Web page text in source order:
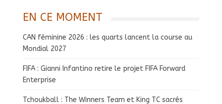
EN CE MOMENT
CAN féminine 2026 : les quarts lancent la course au
Mondial 2027
FIFA : Gianni Infantino retire le projet FIFA Forward
Enterprise
Tchoukball : The Winners Team et King TC sacrés